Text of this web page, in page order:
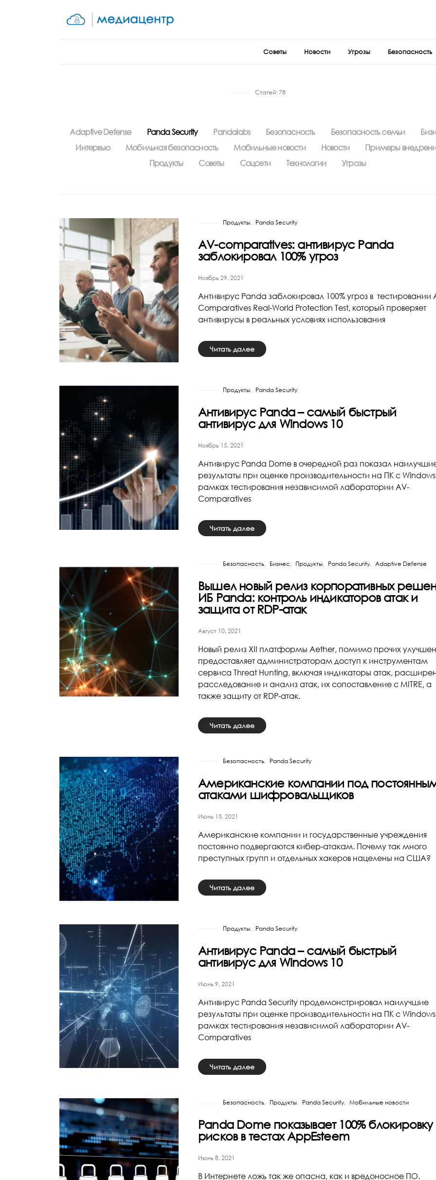
Советы Новости Угрозы Безопасность
Статей: 78
Adaptive Defense Panda Security Pandalabs Безопасность Безопасность семьи
Интервью
Мобильная безопасность Мобильные новости Новости
Примеры
Продукты
Советы Соцсети Технологии Угрозы
Продукты Panda Security
AV-comparatives: антивирус Panda
заблокировал 100% угроз
Ноябрь 29, 2021
Антивирус Panda заблокировал 100% угроз в тестировании
Comparatives Real-World Protection Test, который проверяет
антивирусы в реальных условиях использования
Читать далее
Продукты Panda Security
Антивирус Panda – самый быстрый
антивирус для Windows 10
Ноябрь 15, 2021
Антивирус Panda Dome в очередной раз показал
результаты при оценке производительности на ПК с Windows
рамках тестирования независимой лаборатории AV-
Comparatives
Читать далее
Безопасность Бизнес Продукты Panda Security Adaptive Defense
Вышел новый релиз корпоративных
ИБ Panda: контроль индикаторов атак и
защита от RDP-атак
Август 10, 2021
Новый релиз XII платформы Aether, помимо прочих
предоставляет администраторам доступ к инструментам
сервиса Threat Hunting, включая индикаторы атак,
расследование и анализ атак, их сопоставление с MITRE, а
также защиту от RDP-атак.
Читать далее
Безопасность Panda Security
Американские компании под
атаками шифровальщиков
Июнь 15, 2021
Американские компании и государственные учреждения
постоянно подвергаются кибер-атакам. Почему так много
преступных групп и отдельных хакеров нацелены на США?
Читать далее
Продукты Panda Security
Антивирус Panda – самый быстрый
антивирус для Windows 10
Июнь 9, 2021
Антивирус Panda Security продемонстрировал наилучшие
результаты при оценке производительности на ПК с
рамках тестирования независимой лаборатории AV-
Comparatives
Читать далее
Безопасность Продукты Panda Security Мобильные новости
Panda Dome показывает 100% блокировку
рисков в тестах AppEsteem
Июнь 8, 2021
В Интернете ложь так же опасна, как и вредоносное ПО.